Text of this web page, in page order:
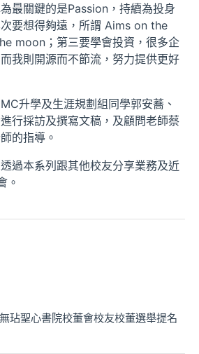
最關鍵的是Passion，持續為投身
要想得夠遠，所謂 Aims on the
moon；第三要學會投資，很多企
我則開源而不節流，努力提供更好
升學及生涯規劃組同學郭安蕎、
行採訪及撰寫文稿，及顧問老師蔡
的指導。
過本系列跟其他校友分享業務及近
。
玷聖心書院校董會校友校董選舉提名